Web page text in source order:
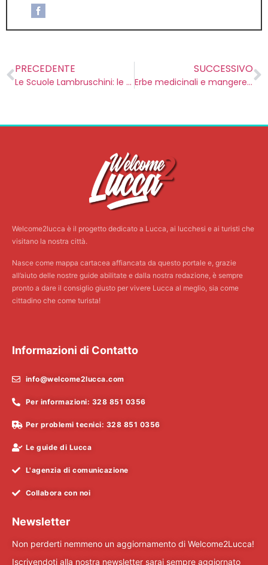
PRECEDENTE
Le Scuole Lambruschini: le prime scuole di Viareggio
SUCCESSIVO
Erbe medicinali e mangerecce a San Lorenzo a Vaccoli
Welcome2lucca è il progetto dedicato a Lucca, ai lucchesi e ai turisti che
visitano la nostra città.
Nasce come mappa cartacea affiancata da questo portale e, grazie
all’aiuto delle nostre guide abilitate e dalla nostra redazione, è sempre
pronto a dare il consiglio giusto per vivere Lucca al meglio, sia come
cittadino che come turista!
Informazioni di Contatto
info@welcome2lucca.com
Per informazioni: 328 851 0356
Per problemi tecnici: 328 851 0356
Le guide di Lucca
L'agenzia di comunicazione
Collabora con noi
Newsletter
Non perderti nemmeno un aggiornamento di Welcome2Lucca!
Iscrivendoti alla nostra newsletter sarai sempre aggiornato